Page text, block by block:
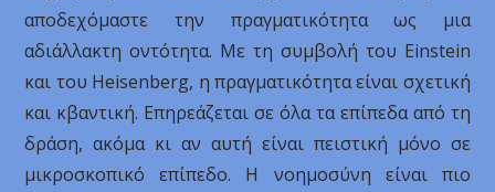
αποδεχόμαστε την πραγματικότητα ως μια
αδιάλλακτη οντότητα. Με τη συμβολή του Einstein
και του Heisenberg, η πραγματικότητα είναι σχετική
και κβαντική. Επηρεάζεται σε όλα τα επίπεδα από τη
δράση, ακόμα κι αν αυτή είναι πειστική μόνο σε
μικροσκοπικό επίπεδο. Η νοημοσύνη είναι πιο